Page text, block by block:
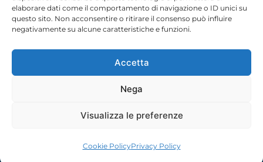
elaborare dati come il comportamento di navigazione o ID unici su
questo sito. Non acconsentire o ritirare il consenso può influire
negativamente su alcune caratteristiche e funzioni.
Accetta
Nega
Visualizza le preferenze
Cookie PolicyPrivacy Policy
C.F.-P.I. 02538910379 all rights reserved © –
Privacy Policy– Cookie Policy